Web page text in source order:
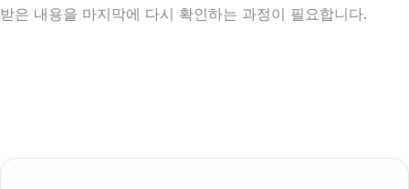
받은 내용을 마지막에 다시 확인하는 과정이 필요합니다.